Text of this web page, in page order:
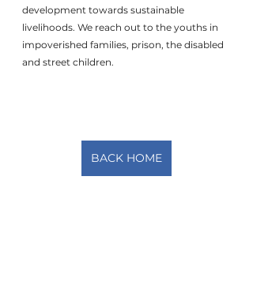
development towards sustainable
livelihoods. We reach out to the youths in
impoverished families, prison, the disabled
and street children.
BACK HOME